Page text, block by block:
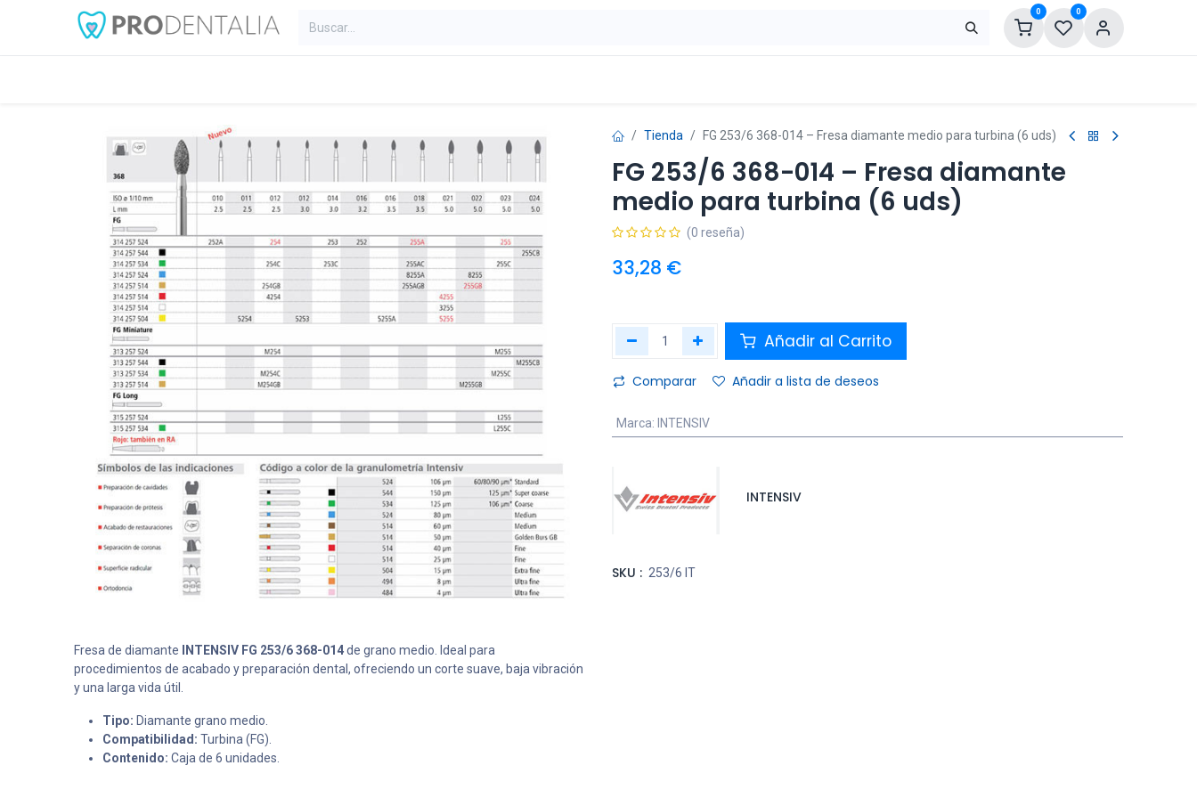
0 0
Fresa de diamante INTENSIV FG 253/6 368-014de grano medio. Ideal para
procedimientos de acabado y preparación dental, ofreciendo un corte suave, baja vibración
y una larga vida útil.
Tipo: Diamante grano medio.
Compatibilidad: Turbina (FG).
Contenido: Caja de 6 unidades.
Tienda FG 253/6 368-014 – Fresa diamante medio para turbina (6 uds)
FG 253/6 368-014 – Fresa diamante
medio para turbina (6 uds)
(0 reseña)
33,28 €
Añadir al Carrito
Comparar Añadir a lista de deseos
Marca: INTENSIV
INTENSIV
SKU : 253/6 IT